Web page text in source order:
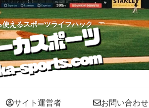
使えるスポーツライフハック
サイト運営者 お問い合わせ